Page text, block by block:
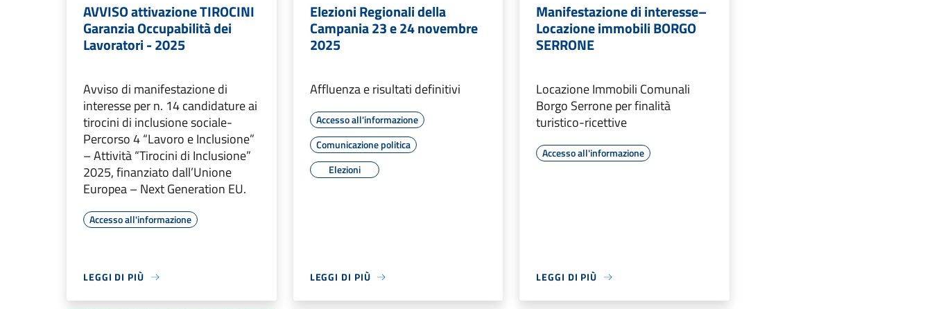
AVVISO attivazione TIROCINI
Garanzia Occupabilità dei
Lavoratori - 2025
Avviso di manifestazione di
interesse per n. 14 candidature ai
tirocini di inclusione sociale-
Percorso 4 “Lavoro e Inclusione”
– Attività “Tirocini di Inclusione”
2025, finanziato dall’Unione
Europea – Next Generation EU.
Accesso all'informazione
LEGGI DI PIÙ
Elezioni Regionali della
Campania 23 e 24 novembre
2025
Affluenza e risultati definitivi
Accesso all'informazione
Comunicazione politica
Elezioni
LEGGI DI PIÙ
Manifestazione di interesse–
Locazione immobili BORGO
SERRONE
Locazione Immobili Comunali
Borgo Serrone per finalità
turistico-ricettive
Accesso all'informazione
LEGGI DI PIÙ